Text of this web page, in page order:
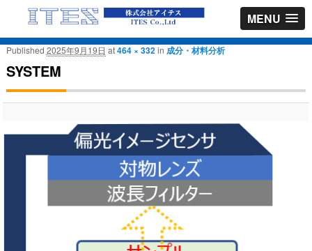
MENU
SYSTEM
Published 2025年9月19日 at464 × 332in 成分・材料分析